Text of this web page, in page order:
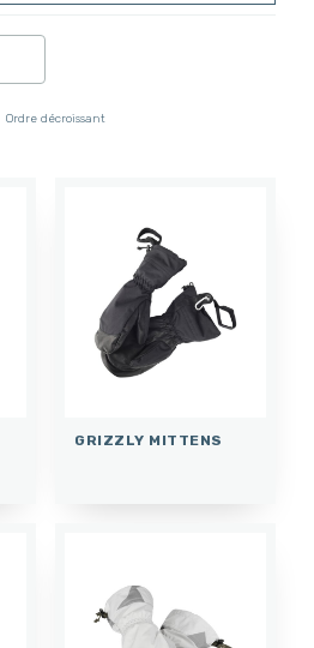
ACCESSOIRES
Ordre décroissant
GRIZZLY MITTENS